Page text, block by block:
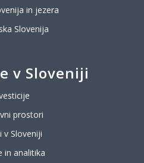
in jezera
Slovenija
v Sloveniji
prostori
v Sloveniji
in analitika